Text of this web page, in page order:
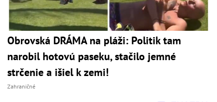
Obrovská DRÁMA na pláži: Politik tam
narobil hotovú paseku, stačilo jemné
strčenie a išiel k zemi!
Zahraničné